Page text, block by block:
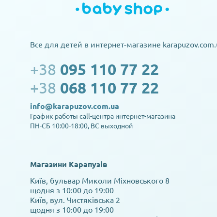
Все для детей в интернет-магазине
+38 095 110 77 22
+38 068 110 77 22
info@karapuzov.com.ua
График работы call-центра интернет-магазина
ПН-СБ 10:00-18:00, ВС выходной
Магазини Карапузів
Київ, бульвар Миколи Міхновського 8
щодня з 10:00 до 19:00
Київ, вул. Чистяківська 2
щодня з 10:00 до 19:00